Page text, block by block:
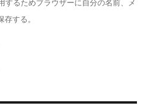
するためブラウザーに自分の名前、メ
する。